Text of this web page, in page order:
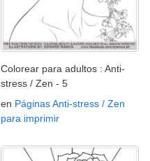
Colorear para adultos : Anti-
stress / Zen - 5
en Páginas Anti-stress / Zen
para imprimir